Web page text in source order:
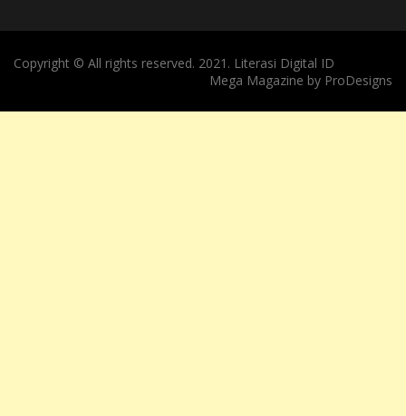
Copyright © All rights reserved. 2021. Literasi Digital ID
Mega Magazine by ProDesigns